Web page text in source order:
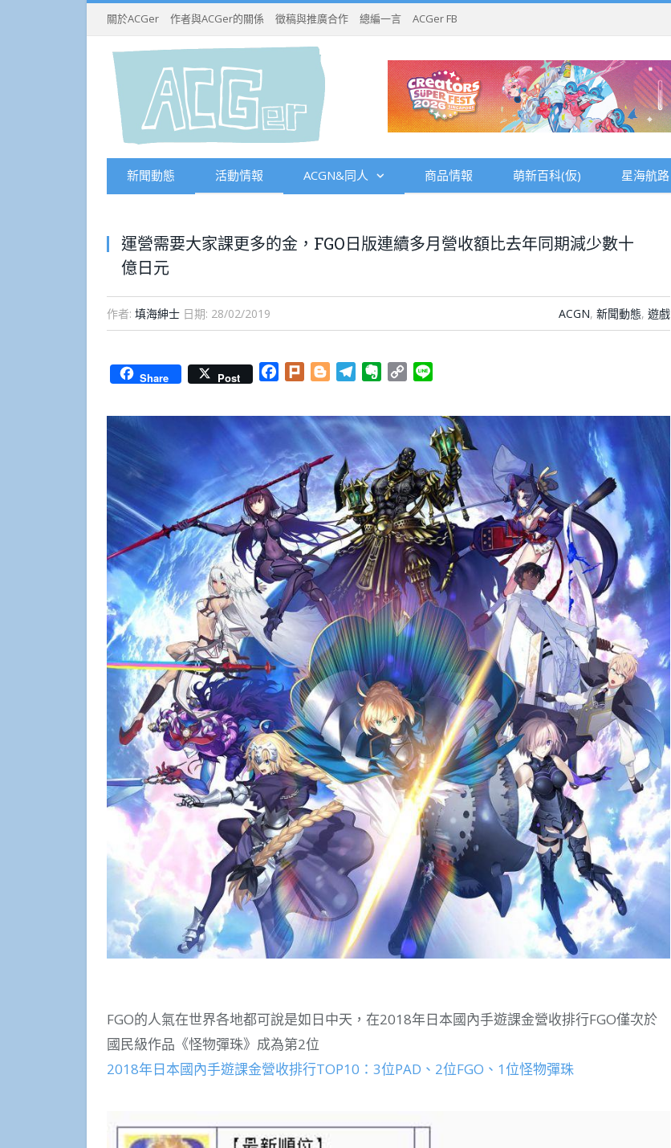
關於ACGer 作者與ACGer的關係 徵稿與推廣合作 總編一言 ACGer FB
新聞動態 活動情報 ACGN&同人 商品情報 萌新百科(仮) 星海航路
運營需要大家課更多的金，FGO日版連續多月營收額比去年同期減少數十
億日元
作者: 填海紳士 日期: 28/02/2019 ACGN, 新聞動態, 遊戲
Share Post Facebook
Plurk BloggerTelegramEvernote
Copy
FGO的人氣在世界各地都可說是如日中天，在2018年日本國內手遊課金營收排行FGO僅次於
國民級作品《怪物彈珠》成為第2位
2018年日本國內手遊課金營收排行TOP10：3位PAD、2位FGO、1位怪物彈珠